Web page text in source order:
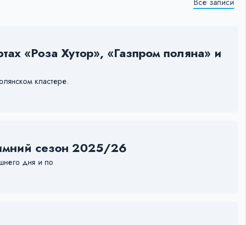
«Роза Хутор», «Газпром поляна» и
кластере.
сезон 2025/26
дня и по